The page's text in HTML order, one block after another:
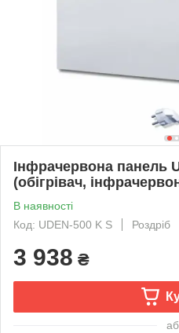
Інфрачервона панель
(обігрівач,
В наявності
Код: UDEN-500 K S
Роздріб
3 938 ₴